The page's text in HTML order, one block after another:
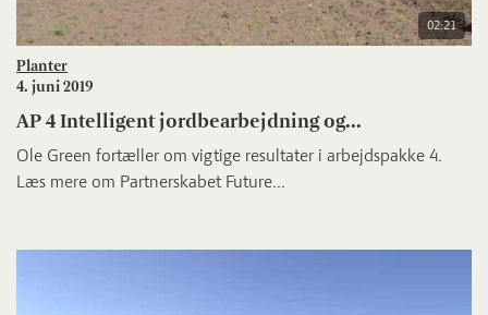
02:21
Planter
4. juni 2019
AP 4 Intelligent jordbearbejdning og...
Ole Green fortæller om vigtige resultater i arbejdspakke 4.
Læs mere om Partnerskabet Future...